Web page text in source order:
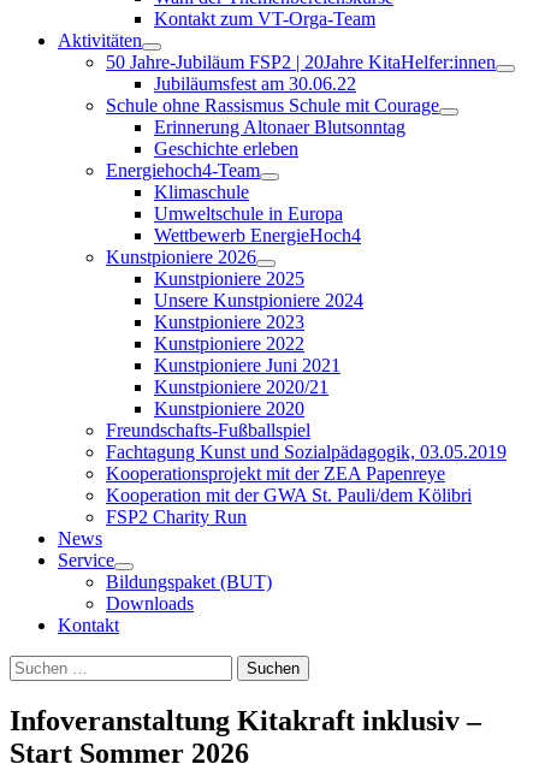
Kontakt zum VT-Orga-Team
Aktivitäten
50 Jahre-Jubiläum FSP2 | 20Jahre KitaHelfer:innen
Jubiläumsfest am 30.06.22
Schule ohne Rassismus Schule mit Courage
Erinnerung Altonaer Blutsonntag
Geschichte erleben
Energiehoch4-Team
Klimaschule
Umweltschule in Europa
Wettbewerb EnergieHoch4
Kunstpioniere 2026
Kunstpioniere 2025
Unsere Kunstpioniere 2024
Kunstpioniere 2023
Kunstpioniere 2022
Kunstpioniere Juni 2021
Kunstpioniere 2020/21
Kunstpioniere 2020
Freundschafts-Fußballspiel
Fachtagung Kunst und Sozialpädagogik, 03.05.2019
Kooperationsprojekt mit der ZEA Papenreye
Kooperation mit der GWA St. Pauli/dem Kölibri
FSP2 Charity Run
News
Service
Bildungspaket (BUT)
Downloads
Kontakt
Suchen
Suchen
nach:
Infoveranstaltung Kitakraft inklusiv –
Start Sommer 2026